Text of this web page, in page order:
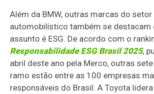
Além da BMW, outras marcas do setor
automobilístico também se destacam
assunto é ESG. De acordo com o
Responsabilidade ESG Brasil 2025,
abril deste ano pela Merco, outras
ramo estão entre as 100 empresas
responsáveis do Brasil. A Toyota